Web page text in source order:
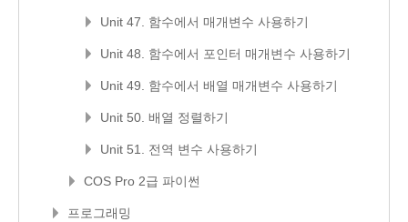
Unit 47. 함수에서 매개변수 사용하기
Unit 48. 함수에서 포인터 매개변수 사용하기
Unit 49. 함수에서 배열 매개변수 사용하기
Unit 50. 배열 정렬하기
Unit 51. 전역 변수 사용하기
COS Pro 2급 파이썬
프로그래밍